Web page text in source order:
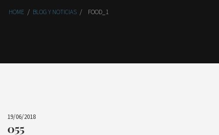
HOME / BLOG Y NOTICIAS / FOOD_1
19/06/2018
055